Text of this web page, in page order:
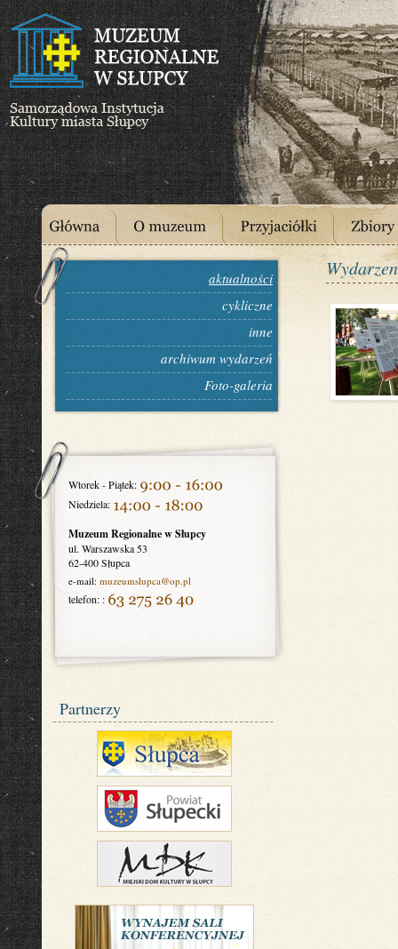
aktualności
cykliczne
inne
archiwum wydarzeń
Foto-galeria
Wtorek - Piątek:
Niedziela:
Muzeum Regionalne w Słupcy
ul. Warszawska 53
62-400 Słupca
e-mail: muzeumslupca@op.pl
telefon: :
Partnerzy